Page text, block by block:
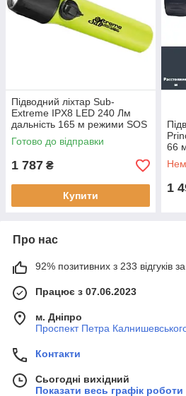
Підводний ліхтар Sub-
Extreme IPX8 LED 240 Лм
дальність 165 м режими SOS
Osculati чорний пластик 4
батарейки AA
Готово до відправки
1 787 ₴
Купити
66
5
1
Про нас
92% позитивних з 233 відгуків за
Працює з 07.06.2023
м. Дніпро
Проспект Петра
Контакти
Сьогодні вихідний
Показати весь графік роботи